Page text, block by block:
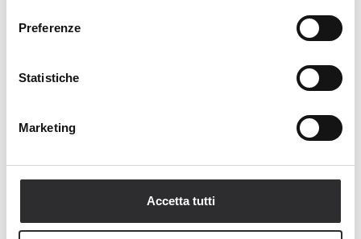
Preferenze
Statistiche
Marketing
Accetta tutti
Efficienza nella gestione dei processi
Mantenimento del valore del Brand sul territorio
L’AZIENDA
Presentazione aziendale
Mission-Valori